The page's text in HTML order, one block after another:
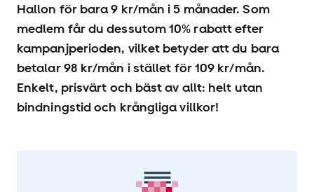
Hallon för bara 9 kr/mån i 5 månader. Som
medlem får du dessutom 10% rabatt efter
kampanjperioden, vilket betyder att du bara
betalar 98 kr/mån i stället för 109 kr/mån.
Enkelt, prisvärt och bäst av allt: helt utan
bindningstid och krångliga villkor!